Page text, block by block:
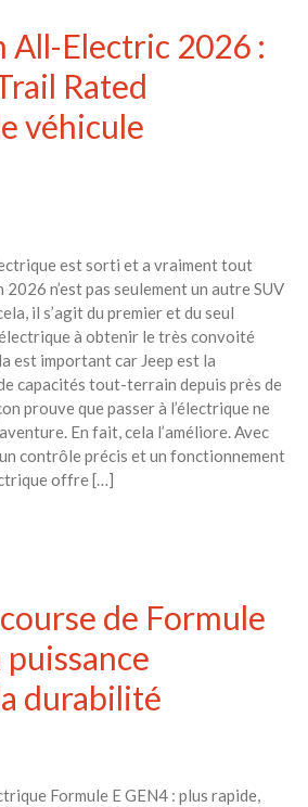
All-Electric 2026 :
Rated
véhicule
est sorti et a vraiment tout
2026 n’est pas seulement un autre SUV
il s’agit du premier et du seul
à obtenir le très convoité
est important car Jeep est la
capacités tout-terrain depuis près de
prouve que passer à l’électrique ne
En fait, cela l’améliore. Avec
contrôle précis et un fonctionnement
offre […]
de Formule
puissance
durabilité
Formule E GEN4 : plus rapide,